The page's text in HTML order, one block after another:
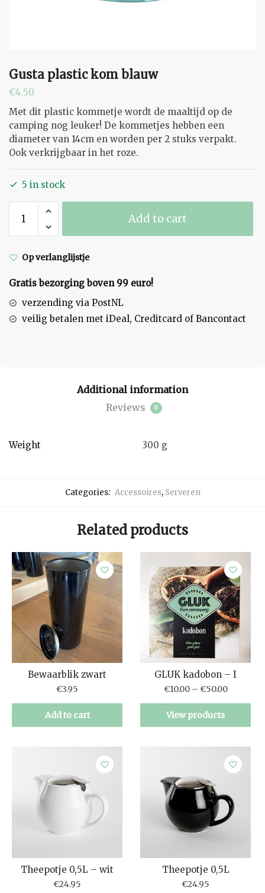
Gusta plastic kom blauw
€4.50
Met dit plastic kommetje wordt de maaltijd op de
camping nog leuker! De kommetjes hebben een
diameter van 14cm en worden per 2 stuks verpakt.
Ook verkrijgbaar in het roze.
5 in stock
plastic
kom
quantity
Add to cart
Op verlanglijstje
Gratis bezorging boven 99 euro!
verzending via PostNL
veilig betalen met iDeal, Creditcard of Bancontact
Additional information
Reviews
0
Weight 300 g
Categories: Accessoires, Serveren
Related products
Bewaarblik zwart
€3.95
Add to cart
GLUK kadobon – I
€10.00– €50.00
View products
Theepotje 0,5L – wit
€24.95
Theepotje 0,5L
€24.95